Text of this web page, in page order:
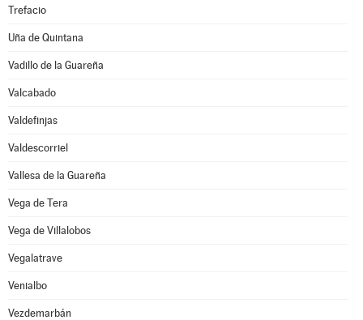
Trefacio
Uña de Quintana
Vadillo de la Guareña
Valcabado
Valdefinjas
Valdescorriel
Vallesa de la Guareña
Vega de Tera
Vega de Villalobos
Vegalatrave
Venialbo
Vezdemarbán